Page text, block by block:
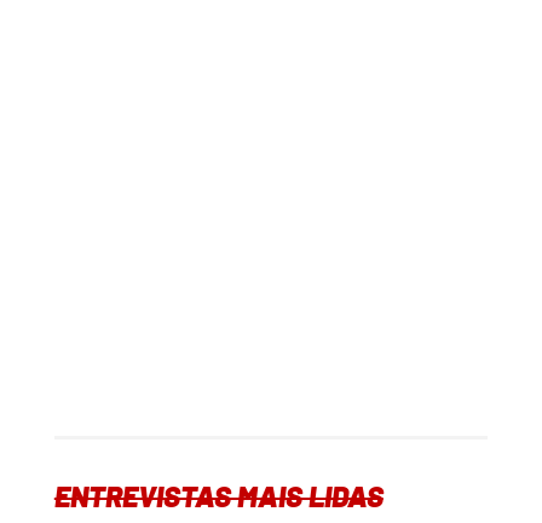
ENTREVISTAS MAIS LIDAS